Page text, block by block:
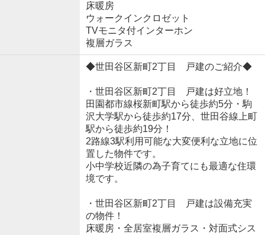
床暖房
ウォークインクロゼット
TVモニタ付インターホン
複層ガラス
◆世田谷区新町2丁目 戸建のご紹介◆
・世田谷区新町2丁目 戸建は好立地！
田園都市線桜新町駅から徒歩約5分・駒
沢大学駅から徒歩約17分、世田谷線上町
駅から徒歩約19分！
2路線3駅利用可能な大変便利な立地に位
置した物件です。
小中学校近隣の為子育てにも最適な住環
境です。
・世田谷区新町2丁目 戸建は設備充実
の物件！
床暖房・全居室複層ガラス・対面式シス